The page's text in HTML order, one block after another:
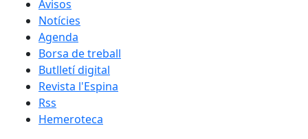
Avisos
Notícies
Agenda
Borsa de treball
Butlletí digital
Revista l'Espina
Rss
Hemeroteca